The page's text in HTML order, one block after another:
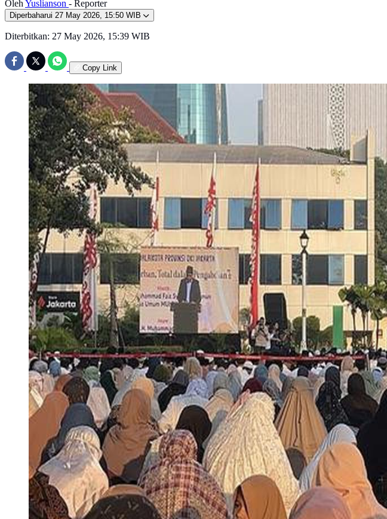
Oleh Yuslianson - Reporter
Diperbaharui 27 May 2026, 15:50 WIB
Diterbitkan: 27 May 2026, 15:39 WIB
Copy Link